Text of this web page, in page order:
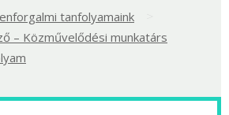
tanfolyamaink
– Közművelődési munkatárs